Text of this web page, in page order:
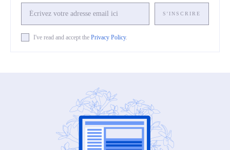
S'INSCRIRE
I've read and accept the Privacy Policy.